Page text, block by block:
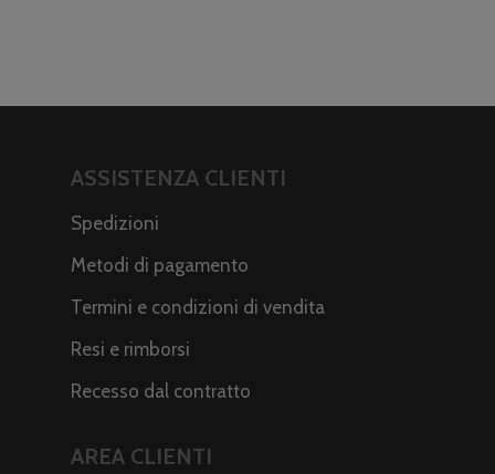
ASSISTENZA CLIENTI
Spedizioni
Metodi di pagamento
Termini e condizioni di vendita
Resi e rimborsi
Recesso dal contratto
AREA CLIENTI